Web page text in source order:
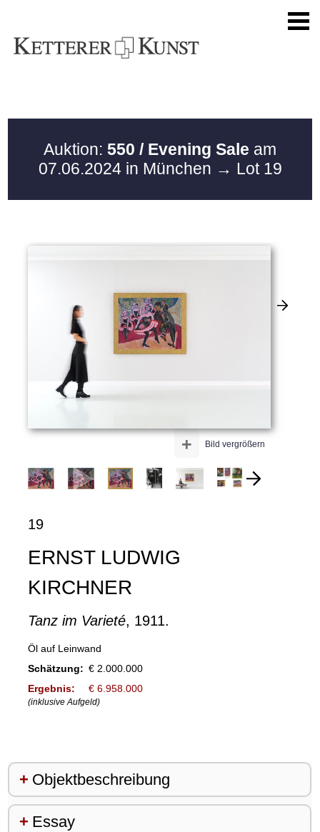
Auktion: 550 / Evening Sale am
07.06.2024 in München → Lot 19
Bild vergrößern
+
19
ERNST LUDWIG
KIRCHNER
Tanz im Varieté, 1911.
Öl auf Leinwand
Schätzung: € 2.000.000
Ergebnis:
€ 6.958.000
(inklusive Aufgeld)
Objektbeschreibung
Essay